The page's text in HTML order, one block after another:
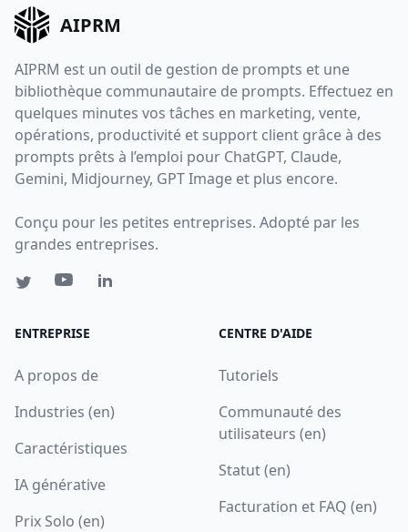
AIPRM
AIPRM est un outil de gestion de prompts et une
bibliothèque communautaire de prompts. Effectuez en
quelques minutes vos tâches en marketing, vente,
opérations, productivité et support client grâce à des
prompts prêts à l’emploi pour ChatGPT, Claude,
Gemini, Midjourney, GPT Image et plus encore.
Conçu pour les petites entreprises. Adopté par les
grandes entreprises.
ENTREPRISE
A propos de
Industries (en)
Caractéristiques
IA générative
Prix Solo (en)
CENTRE D'AIDE
Tutoriels
Communauté des
utilisateurs (en)
Statut (en)
Facturation et FAQ (en)